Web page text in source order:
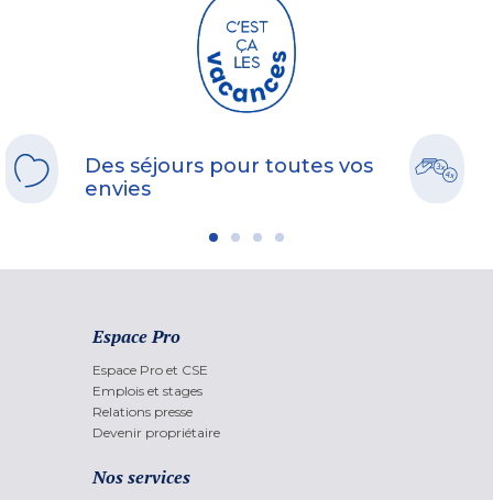
Des séjours pour toutes vos
envies
Espace Pro
Espace Pro et CSE
Emplois et stages
Relations presse
Devenir propriétaire
Nos services